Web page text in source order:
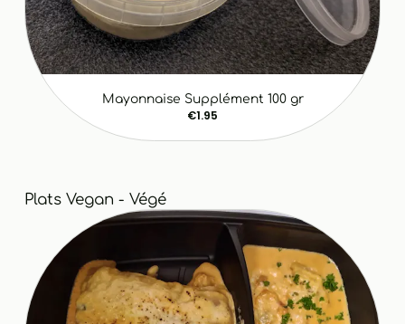
Mayonnaise Supplément 100 gr
€1.95
Plats Vegan - Végé